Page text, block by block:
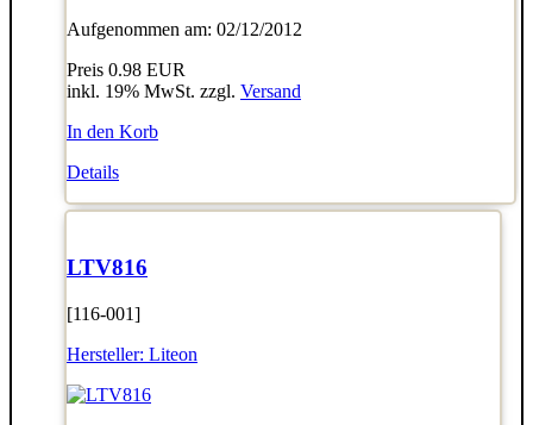
Aufgenommen am: 02/12/2012
Preis 0.98 EUR
inkl. 19% MwSt. zzgl. Versand
In den Korb
Details
LTV816
[116-001]
Hersteller: Liteon